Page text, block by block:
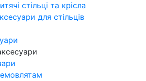
стільці та крісла
для стільців